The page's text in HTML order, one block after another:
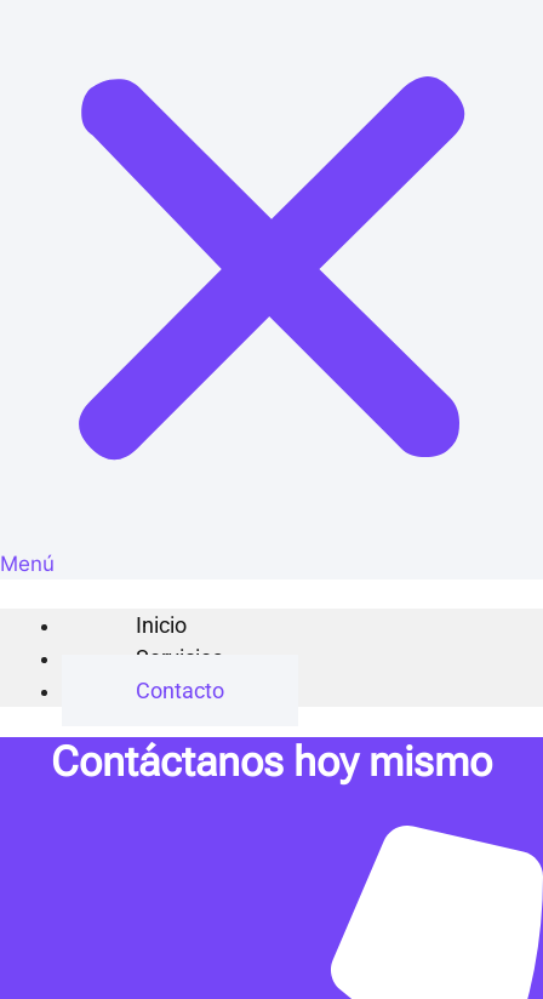
Menú
Inicio
Servicios
Contacto
Contáctanos hoy mismo